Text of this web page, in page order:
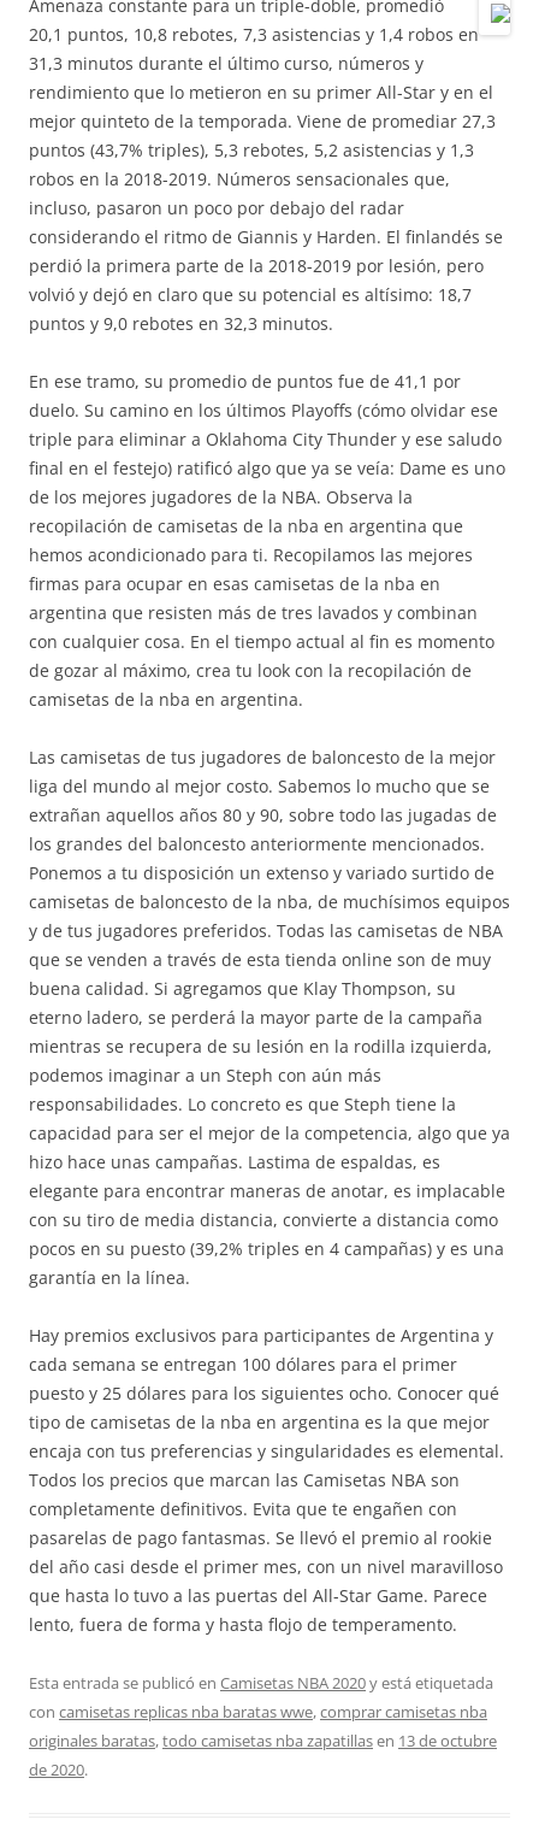
Amenaza constante para un triple-doble, promedió
20,1 puntos, 10,8 rebotes, 7,3 asistencias y 1,4 robos en
31,3 minutos durante el último curso, números y
rendimiento que lo metieron en su primer All-Star y en el
mejor quinteto de la temporada. Viene de promediar 27,3
puntos (43,7% triples), 5,3 rebotes, 5,2 asistencias y 1,3
robos en la 2018-2019. Números sensacionales que,
incluso, pasaron un poco por debajo del radar
considerando el ritmo de Giannis y Harden. El finlandés se
perdió la primera parte de la 2018-2019 por lesión, pero
volvió y dejó en claro que su potencial es altísimo: 18,7
puntos y 9,0 rebotes en 32,3 minutos.
En ese tramo, su promedio de puntos fue de 41,1 por
duelo. Su camino en los últimos Playoffs (cómo olvidar ese
triple para eliminar a Oklahoma City Thunder y ese saludo
final en el festejo) ratificó algo que ya se veía: Dame es uno
de los mejores jugadores de la NBA. Observa la
recopilación de camisetas de la nba en argentina que
hemos acondicionado para ti. Recopilamos las mejores
firmas para ocupar en esas camisetas de la nba en
argentina que resisten más de tres lavados y combinan
con cualquier cosa. En el tiempo actual al fin es momento
de gozar al máximo, crea tu look con la recopilación de
camisetas de la nba en argentina.
Las camisetas de tus jugadores de baloncesto de la mejor
liga del mundo al mejor costo. Sabemos lo mucho que se
extrañan aquellos años 80 y 90, sobre todo las jugadas de
los grandes del baloncesto anteriormente mencionados.
Ponemos a tu disposición un extenso y variado surtido de
camisetas de baloncesto de la nba, de muchísimos equipos
y de tus jugadores preferidos. Todas las camisetas de NBA
que se venden a través de esta tienda online son de muy
buena calidad. Si agregamos que Klay Thompson, su
eterno ladero, se perderá la mayor parte de la campaña
mientras se recupera de su lesión en la rodilla izquierda,
podemos imaginar a un Steph con aún más
responsabilidades. Lo concreto es que Steph tiene la
capacidad para ser el mejor de la competencia, algo que ya
hizo hace unas campañas. Lastima de espaldas, es
elegante para encontrar maneras de anotar, es implacable
con su tiro de media distancia, convierte a distancia como
pocos en su puesto (39,2% triples en 4 campañas) y es una
garantía en la línea.
Hay premios exclusivos para participantes de Argentina y
cada semana se entregan 100 dólares para el primer
puesto y 25 dólares para los siguientes ocho. Conocer qué
tipo de camisetas de la nba en argentina es la que mejor
encaja con tus preferencias y singularidades es elemental.
Todos los precios que marcan las Camisetas NBA son
completamente definitivos. Evita que te engañen con
pasarelas de pago fantasmas. Se llevó el premio al rookie
del año casi desde el primer mes, con un nivel maravilloso
que hasta lo tuvo a las puertas del All-Star Game. Parece
lento, fuera de forma y hasta flojo de temperamento.
Esta entrada se publicó en Camisetas NBA 2020y está etiquetada
con camisetas replicas nba baratas wwe,comprar camisetas nba
originales baratas,todo camisetas nba zapatillasen 13 de octubre
de 2020.